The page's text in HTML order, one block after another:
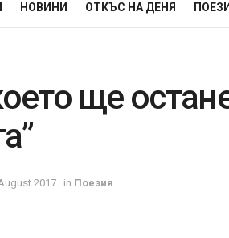
НОВИНИ ОТКЪС НА ДЕНЯ
ще
2017 in Поезия